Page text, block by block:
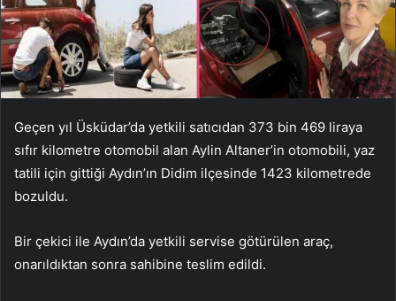
Geçen yıl Üsküdar’da yetkili satıcıdan 373 bin 469 liraya
sıfır kilometre otomobil alan Aylin Altaner’in otomobili, yaz
tatili için gittiği Aydın’ın Didim ilçesinde 1423 kilometrede
bozuldu.
Bir çekici ile Aydın’da yetkili servise götürülen araç,
onarıldıktan sonra sahibine teslim edildi.